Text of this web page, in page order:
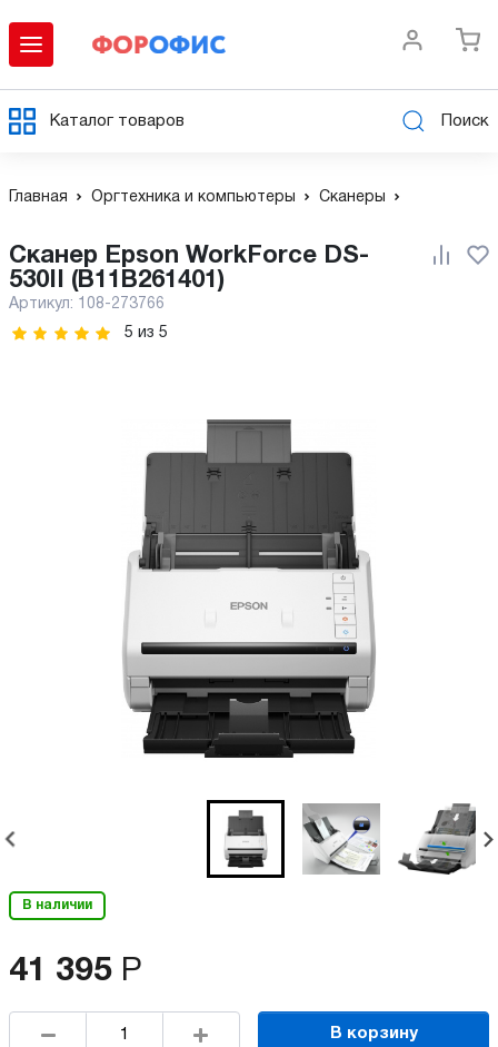
Каталог товаров Поиск
Главная Оргтехника и компьютеры Сканеры
Сканер Epson WorkForce DS-
530II (B11B261401)
Артикул: 108-273766
5 из 5
В наличии
41 395 Р
В корзину